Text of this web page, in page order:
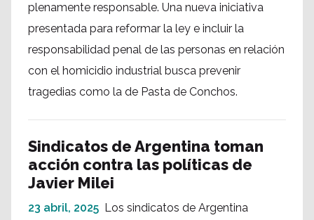
plenamente responsable. Una nueva iniciativa
presentada para reformar la ley e incluir la
responsabilidad penal de las personas en relación
con el homicidio industrial busca prevenir
tragedias como la de Pasta de Conchos.
Sindicatos de Argentina toman
acción contra las políticas de
Javier Milei
23 abril, 2025 Los sindicatos de Argentina